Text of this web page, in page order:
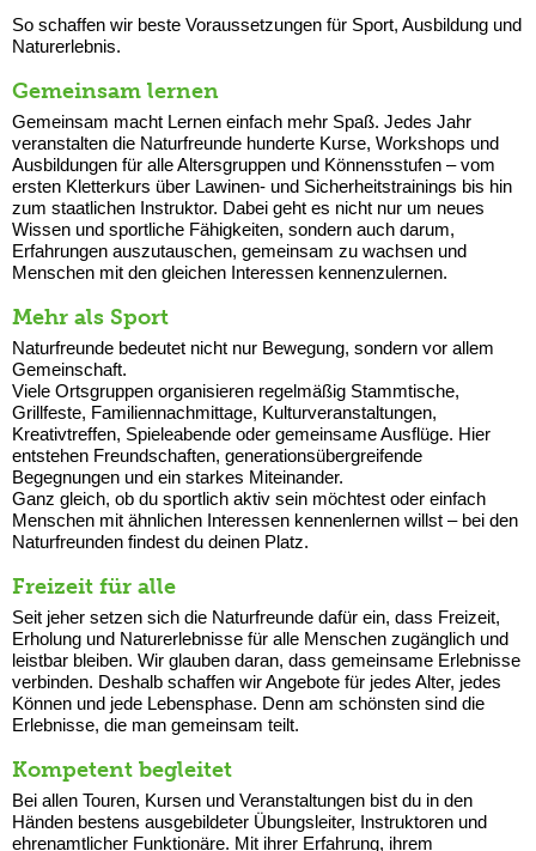
So schaffen wir beste Voraussetzungen für Sport, Ausbildung und
Naturerlebnis.
Gemeinsam lernen
Gemeinsam macht Lernen einfach mehr Spaß. Jedes Jahr
veranstalten die Naturfreunde hunderte Kurse, Workshops und
Ausbildungen für alle Altersgruppen und Könnensstufen – vom
ersten Kletterkurs über Lawinen- und Sicherheitstrainings bis hin
zum staatlichen Instruktor. Dabei geht es nicht nur um neues
Wissen und sportliche Fähigkeiten, sondern auch darum,
Erfahrungen auszutauschen, gemeinsam zu wachsen und
Menschen mit den gleichen Interessen kennenzulernen.
Mehr als Sport
Naturfreunde bedeutet nicht nur Bewegung, sondern vor allem
Gemeinschaft.
Viele Ortsgruppen organisieren regelmäßig Stammtische,
Grillfeste, Familiennachmittage, Kulturveranstaltungen,
Kreativtreffen, Spieleabende oder gemeinsame Ausflüge. Hier
entstehen Freundschaften, generationsübergreifende
Begegnungen und ein starkes Miteinander.
Ganz gleich, ob du sportlich aktiv sein möchtest oder einfach
Menschen mit ähnlichen Interessen kennenlernen willst – bei den
Naturfreunden findest du deinen Platz.
Freizeit für alle
Seit jeher setzen sich die Naturfreunde dafür ein, dass Freizeit,
Erholung und Naturerlebnisse für alle Menschen zugänglich und
leistbar bleiben. Wir glauben daran, dass gemeinsame Erlebnisse
verbinden. Deshalb schaffen wir Angebote für jedes Alter, jedes
Können und jede Lebensphase. Denn am schönsten sind die
Erlebnisse, die man gemeinsam teilt.
Kompetent begleitet
Bei allen Touren, Kursen und Veranstaltungen bist du in den
Händen bestens ausgebildeter Übungsleiter, Instruktoren und
ehrenamtlicher Funktionäre. Mit ihrer Erfahrung, ihrem